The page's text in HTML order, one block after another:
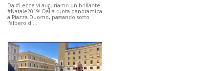
Da #Lecce vi auguriamo un brillante
#Natale2019! Dalla ruota panoramica
a Piazza Duomo, passando sotto
l'albero di…